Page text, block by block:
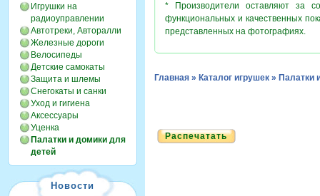
Игрушки на
радиоуправлении
Автотреки, Авторалли
Железные дороги
Велосипеды
Детские самокаты
Защита и шлемы
Снегокаты и санки
Уход и гигиена
Аксессуары
Уценка
Палатки и домики для
детей
Новости
* Производители оставляют за
функциональных и качественных
представленных на фотографиях.
Главная » Каталог игрушек » Палатки
Распечатать